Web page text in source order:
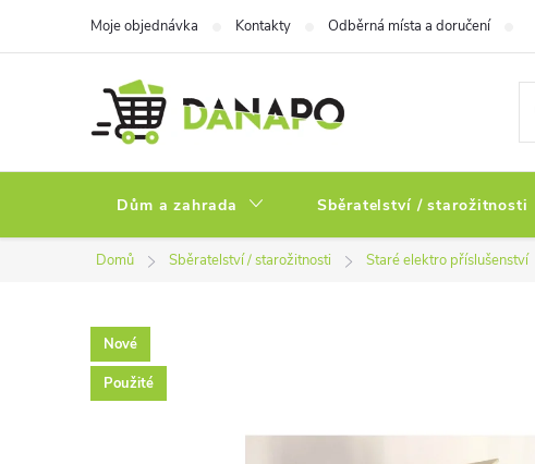
Moje objednávka Kontakty Odběrná místa a doručení
Dům a zahrada Sběratelství / starožitnosti
Domů Sběratelství / starožitnosti Staré elektro příslušenství
Nové
Použité